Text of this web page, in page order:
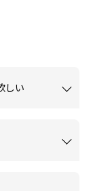
しい